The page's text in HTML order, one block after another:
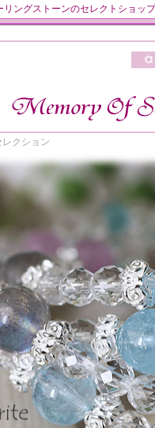
ングストーンのセレクトショッ
クション